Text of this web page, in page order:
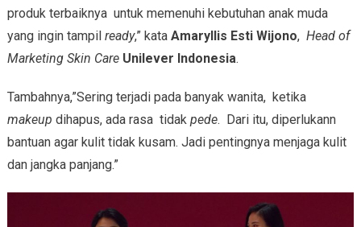
produk terbaiknya untuk memenuhi kebutuhan anak muda
yang ingin tampil ready,” kata Amaryllis Esti Wijono, Head of
Marketing Skin CareUnilever Indonesia.
Tambahnya,”Sering terjadi pada banyak wanita, ketika
makeup dihapus, ada rasa tidak pede. Dari itu, diperlukann
bantuan agar kulit tidak kusam. Jadi pentingnya menjaga kulit
dan jangka panjang.”